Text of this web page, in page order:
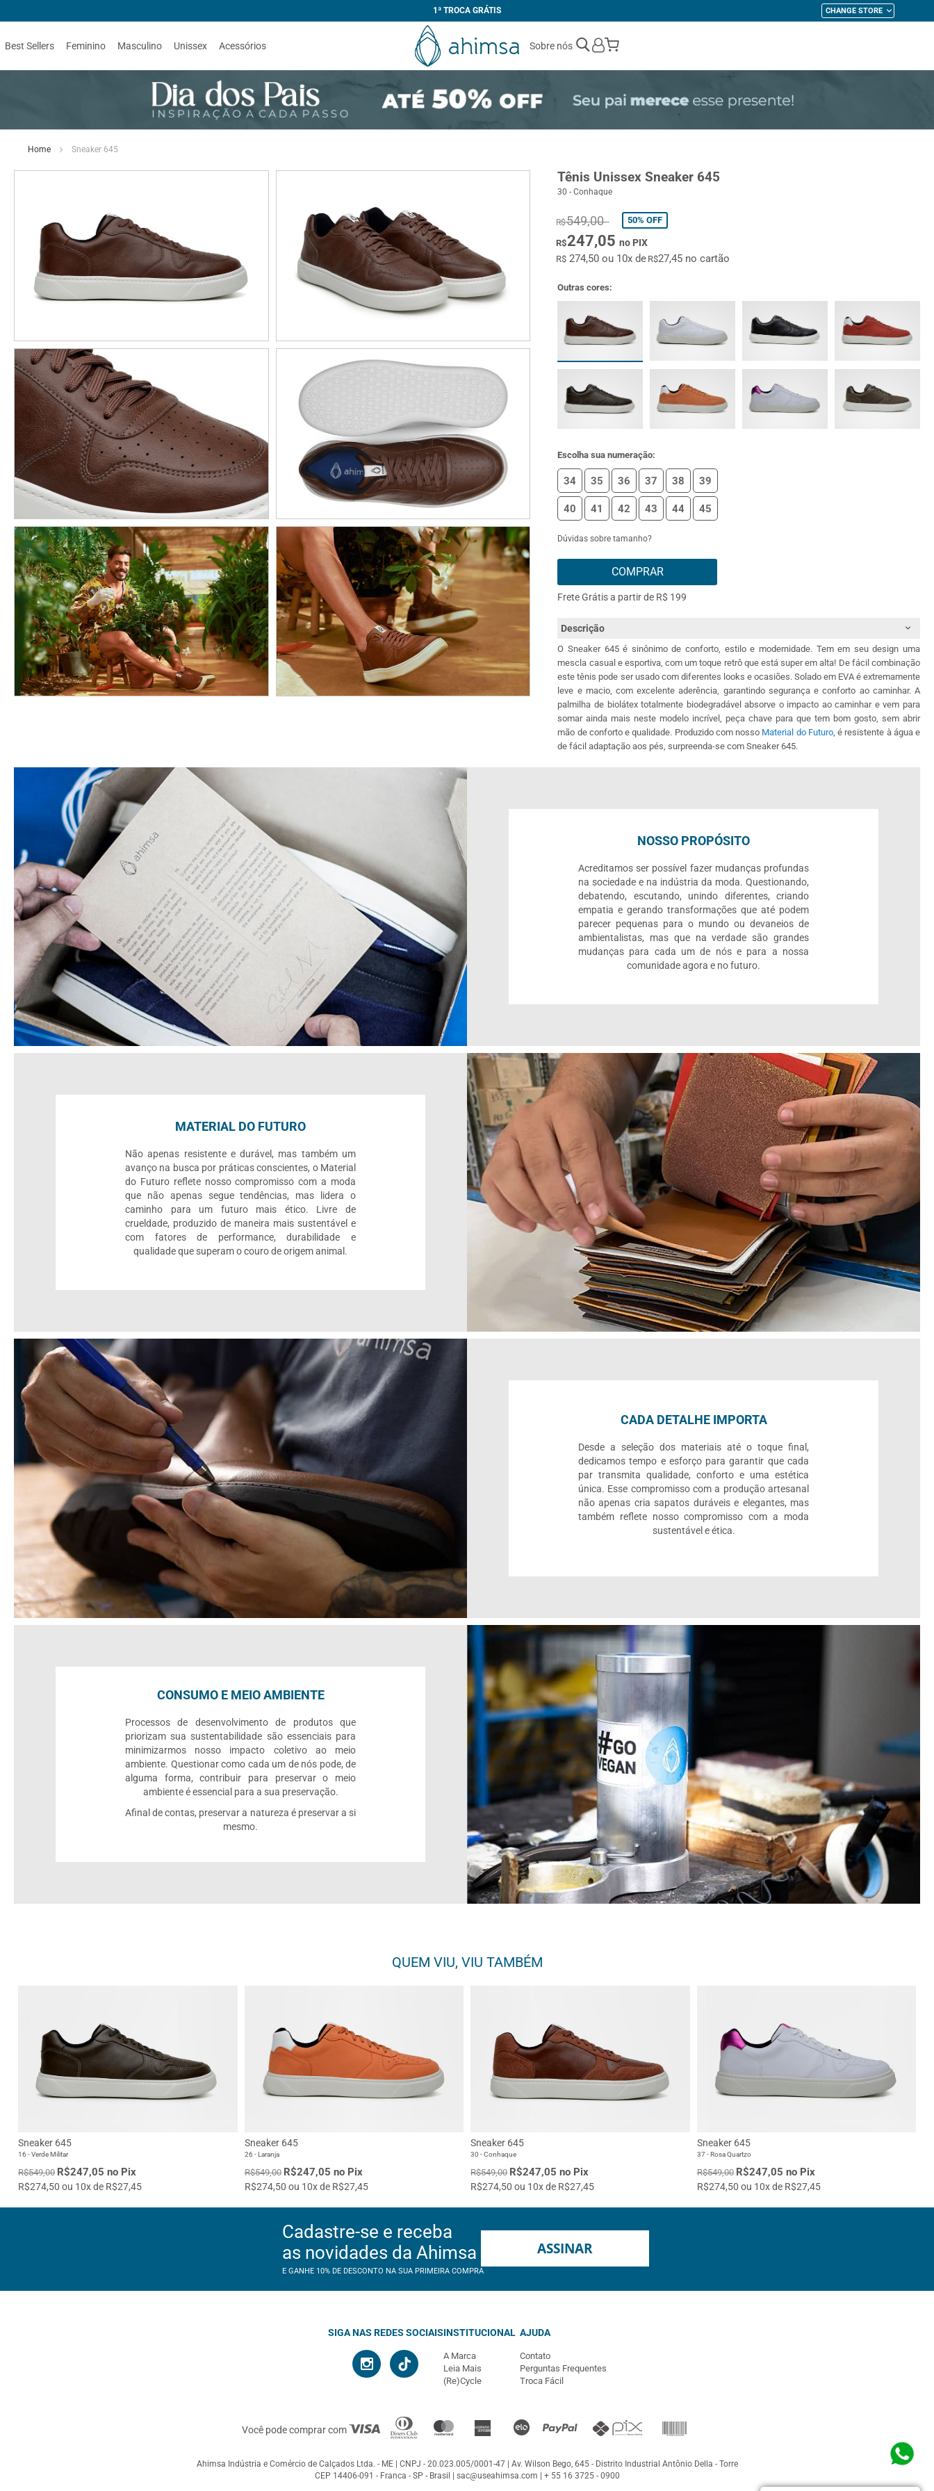
1ª TROCA GRÁTIS CHANGE STORE
Best Sellers Feminino Masculino Unissex Acessórios Sobre nós
My Cart
Home Sneaker 645
Tênis Unissex Sneaker 645
30 - Conhaque
R$549,00 50% OFF
R$247,05no PIX
R$ 274,50 ou 10x deR$27,45 no cartão
Outras cores:
Escolha sua numeração:
34 35 36 37 38 39
40 41 42 43 44 45
Dúvidas sobre tamanho?
COMPRAR
Frete Grátis a partir de R$ 199
Descrição
O Sneaker 645 é sinônimo de conforto, estilo e modernidade. Tem em seu design uma
mescla casual e esportiva, com um toque retrô que está super em alta! De fácil combinação
este tênis pode ser usado com diferentes looks e ocasiões. Solado em EVA é extremamente
leve e macio, com excelente aderência, garantindo segurança e conforto ao caminhar. A
palmilha de biolátex totalmente biodegradável absorve o impacto ao caminhar e vem para
somar ainda mais neste modelo incrível, peça chave para que tem bom gosto, sem abrir
mão de conforto e qualidade. Produzido com nosso Material do Futuro, é resistente à água e
de fácil adaptação aos pés, surpreenda-se com Sneaker 645.
NOSSO PROPÓSITO
Acreditamos ser possível fazer mudanças profundas
na sociedade e na indústria da moda. Questionando,
debatendo, escutando, unindo diferentes, criando
empatia e gerando transformações que até podem
parecer pequenas para o mundo ou devaneios de
ambientalistas, mas que na verdade são grandes
mudanças para cada um de nós e para a nossa
comunidade agora e no futuro.
MATERIAL DO FUTURO
Não apenas resistente e durável, mas também um
avanço na busca por práticas conscientes, o Material
do Futuro reflete nosso compromisso com a moda
que não apenas segue tendências, mas lidera o
caminho para um futuro mais ético. Livre de
crueldade, produzido de maneira mais sustentável e
com fatores de performance, durabilidade e
qualidade que superam o couro de origem animal.
CADA DETALHE IMPORTA
Desde a seleção dos materiais até o toque final,
dedicamos tempo e esforço para garantir que cada
par transmita qualidade, conforto e uma estética
única. Esse compromisso com a produção artesanal
não apenas cria sapatos duráveis e elegantes, mas
também reflete nosso compromisso com a moda
sustentável e ética.
CONSUMO E MEIO AMBIENTE
Processos de desenvolvimento de produtos que
priorizam sua sustentabilidade são essenciais para
minimizarmos nosso impacto coletivo ao meio
ambiente. Questionar como cada um de nós pode, de
alguma forma, contribuir para preservar o meio
ambiente é essencial para a sua preservação.
Afinal de contas, preservar a natureza é preservar a si
mesmo.
QUEM VIU, VIU TAMBÉM
Sneaker 645
16 - Verde Militar
R$549,00 R$247,05 no Pix
R$274,50 ou 10x de R$27,45
Sneaker 645
26 - Laranja
R$549,00 R$247,05 no Pix
R$274,50 ou 10x de R$27,45
Sneaker 645
30 - Conhaque
R$549,00 R$247,05 no Pix
R$274,50 ou 10x de R$27,45
Sneaker 645
37 - Rosa Quartzo
R$549,00 R$247,05 no Pix
R$274,50 ou 10x de R$27,45
Cadastre-se e receba
as novidades da Ahimsa
E GANHE 10% DE DESCONTO NA SUA PRIMEIRA COMPRA
ASSINAR
SIGA NAS REDES SOCIAISINSTITUCIONAL
A Marca
Leia Mais
(Re)Cycle
AJUDA
Contato
Perguntas Frequentes
Troca Fácil
Você pode comprar com
Ahimsa Indústria e Comércio de Calçados Ltda. - ME CNPJ - 20.023.005/0001-47
Av. Wilson Bego, 645 - Distrito Industrial Antônio Della - Torre
CEP 14406-091 - Franca - SP - Brasil | sac@useahimsa.com + 55 16 3725 - 0900